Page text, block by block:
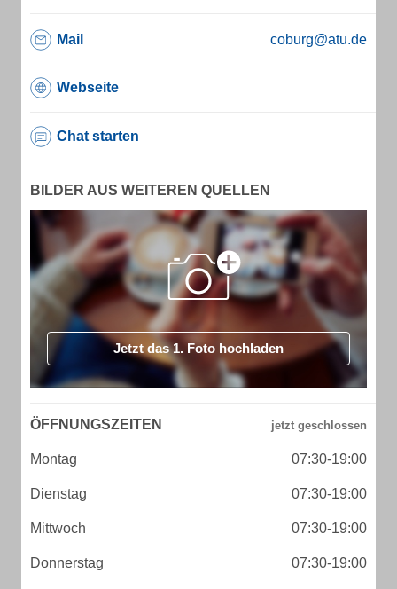
Mail coburg@atu.de
Webseite
Chat starten
BILDER AUS WEITEREN QUELLEN
Jetzt das 1. Foto hochladen
ÖFFNUNGSZEITEN
Montag 07:30-19:00
Dienstag 07:30-19:00
Mittwoch 07:30-19:00
Donnerstag 07:30-19:00